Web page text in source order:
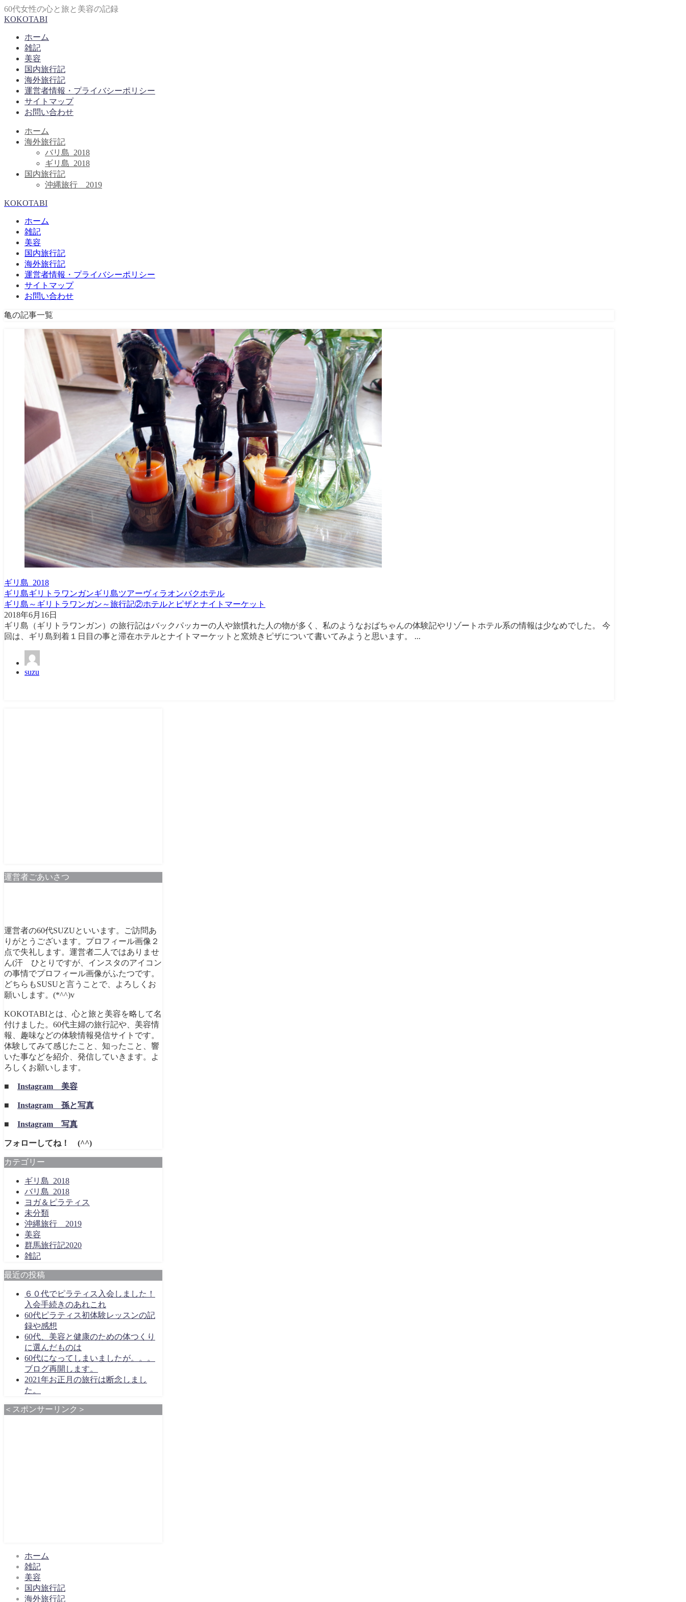
60代女性の心と旅と美容の記録
KOKOTABI
ホーム
雑記
美容
国内旅行記
海外旅行記
運営者情報・プライバシーポリシー
サイトマップ
お問い合わせ
ホーム
海外旅行記
バリ島_2018
ギリ島_2018
国内旅行記
沖縄旅行＿2019
KOKOTABI
ホーム
雑記
美容
国内旅行記
海外旅行記
運営者情報・プライバシーポリシー
サイトマップ
お問い合わせ
亀の記事一覧
ギリ島_2018
ギリ島ギリトラワンガンギリ島ツアーヴィラオンバクホテル
ギリ島～ギリトラワンガン～旅行記②ホテルとピザとナイトマーケット
2018年6月16日
ギリ島（ギリトラワンガン）の旅行記はバックパッカーの人や旅慣れた人の物が多く、私のようなおばちゃんの体験記やリゾートホテル系の情報は少なめでした。 今
回は、ギリ島到着１日目の事と滞在ホテルとナイトマーケットと窯焼きピザについて書いてみようと思います。 ...
suzu
運営者ごあいさつ
運営者の60代SUZUといいます。ご訪問あ
りがとうございます。プロフィール画像２
点で失礼します。運営者二人ではありませ
ん(汗 ひとりですが、インスタのアイコン
の事情でプロフィール画像がふたつです。
どちらもSUSUと言うことで、よろしくお
願いします。(*^^)v
KOKOTABIとは、心と旅と美容を略して名
付けました。60代主婦の旅行記や、美容情
報、趣味などの体験情報発信サイトです。
体験してみて感じたこと、知ったこと、響
いた事などを紹介、発信していきます。よ
ろしくお願いします。
■ Instagram 美容
■ Instagram 孫と写真
■ Instagram 写真
フォローしてね！ (^^)
カテゴリー
ギリ島_2018
バリ島_2018
ヨガ＆ピラティス
未分類
沖縄旅行＿2019
美容
群馬旅行記2020
雑記
最近の投稿
６０代でピラティス入会しました！
入会手続きのあれこれ
60代ピラティス初体験レッスンの記
録や感想
60代、美容と健康のための体つくり
に選んだものは
60代になってしまいましたが。。。
ブログ再開します。
2021年お正月の旅行は断念しまし
た。
＜スポンサーリンク＞
ホーム
雑記
美容
国内旅行記
海外旅行記